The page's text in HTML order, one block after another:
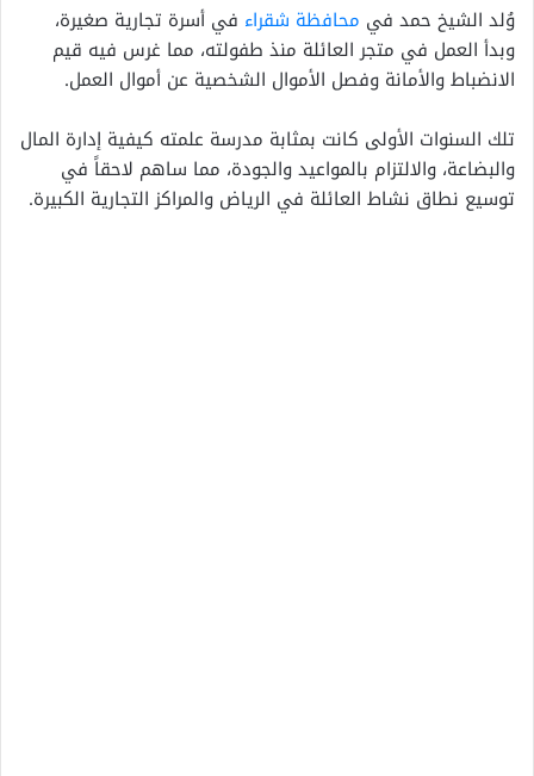
وُلد الشيخ حمد في محافظة شقراء في أسرة تجارية صغيرة،
وبدأ العمل في متجر العائلة منذ طفولته، مما غرس فيه قيم
الانضباط والأمانة وفصل الأموال الشخصية عن أموال العمل.
تلك السنوات الأولى كانت بمثابة مدرسة علمته كيفية إدارة المال
والبضاعة، والالتزام بالمواعيد والجودة، مما ساهم لاحقاً في
توسيع نطاق نشاط العائلة في الرياض والمراكز التجارية الكبيرة.